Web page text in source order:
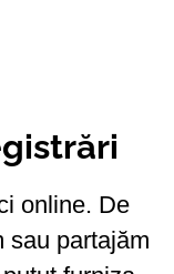
online. De
sau partajăm